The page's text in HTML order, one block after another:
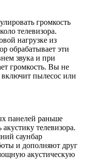
громкость
телевизора.
нагрузке из
обрабатывает эти
звука и при
громкость. Вы не
включит пылесос или
панелей раньше
телевизора.
саунбар
и дополняют друг
акустическую